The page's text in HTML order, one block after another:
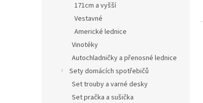
171cm a vyšší
Vestavné
Americké lednice
Vinotéky
Autochladničky a přenosné lednice
Sety domácích spotřebičů
Set trouby a varné desky
Set pračka a sušička